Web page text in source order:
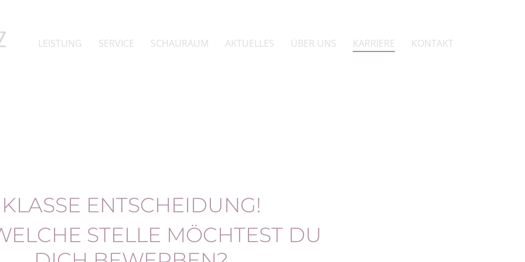
Navigation
LEISTUNG SERVICE SCHAURAUM AKTUELLES ÜBER UNS KARRIERE KONTAKT
KLASSE ENTSCHEIDUNG!
STELLE MÖCHTEST DU